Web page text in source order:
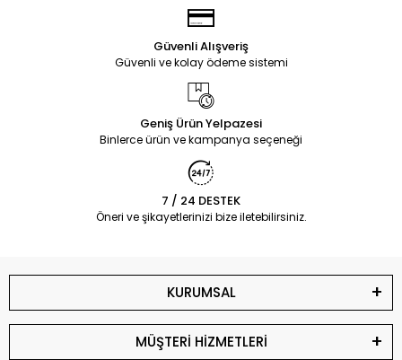
Güvenli Alışveriş
Güvenli ve kolay ödeme sistemi
Geniş Ürün Yelpazesi
Binlerce ürün ve kampanya seçeneği
7 / 24 DESTEK
Öneri ve şikayetlerinizi bize iletebilirsiniz.
KURUMSAL
MÜŞTERİ HİZMETLERİ